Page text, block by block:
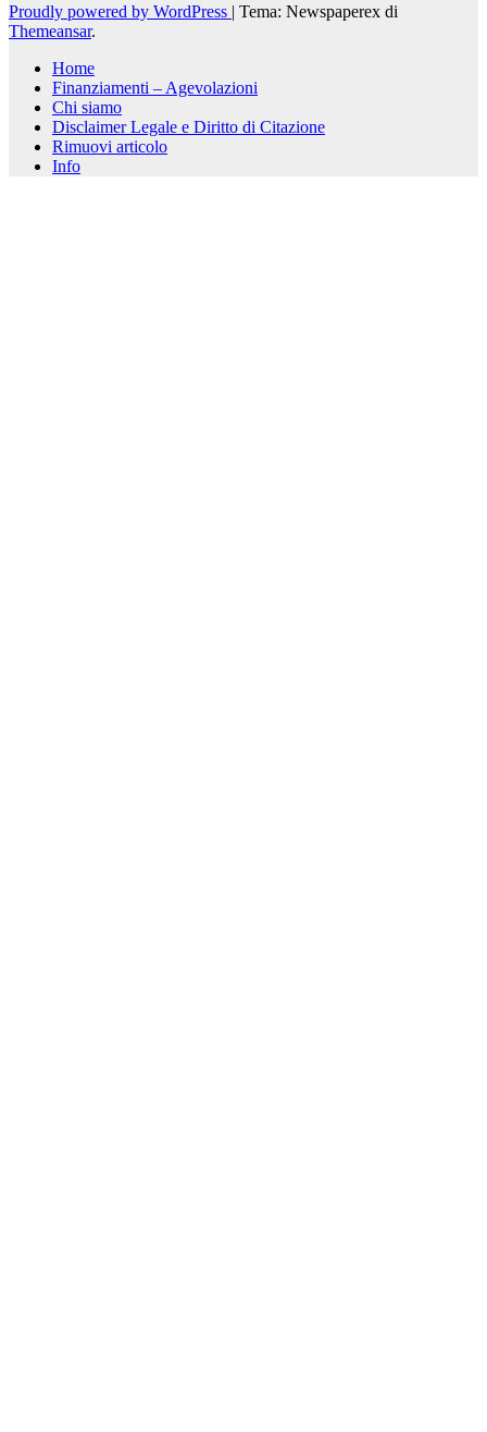
Proudly powered by WordPress | Tema: Newspaperex di
Themeansar.
Home
Finanziamenti – Agevolazioni
Chi siamo
Disclaimer Legale e Diritto di Citazione
Rimuovi articolo
Info